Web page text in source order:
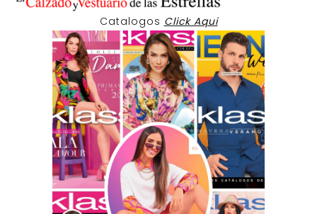
Catalogos Click Aqui